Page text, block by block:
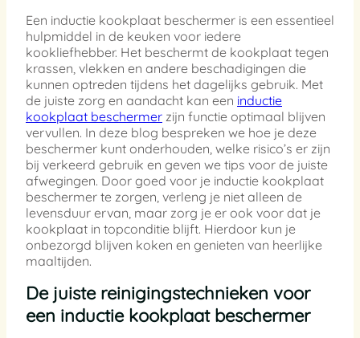
Een inductie kookplaat beschermer is een essentieel
hulpmiddel in de keuken voor iedere
kookliefhebber. Het beschermt de kookplaat tegen
krassen, vlekken en andere beschadigingen die
kunnen optreden tijdens het dagelijks gebruik. Met
de juiste zorg en aandacht kan een inductie
kookplaat beschermer zijn functie optimaal blijven
vervullen. In deze blog bespreken we hoe je deze
beschermer kunt onderhouden, welke risico’s er zijn
bij verkeerd gebruik en geven we tips voor de juiste
afwegingen. Door goed voor je inductie kookplaat
beschermer te zorgen, verleng je niet alleen de
levensduur ervan, maar zorg je er ook voor dat je
kookplaat in topconditie blijft. Hierdoor kun je
onbezorgd blijven koken en genieten van heerlijke
maaltijden.
De juiste reinigingstechnieken voor
een inductie kookplaat beschermer